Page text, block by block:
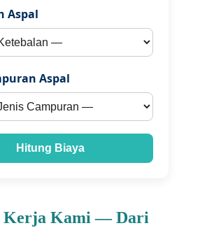
Aspal
Aspal
Hitung Biaya
Kerja Kami — Dari